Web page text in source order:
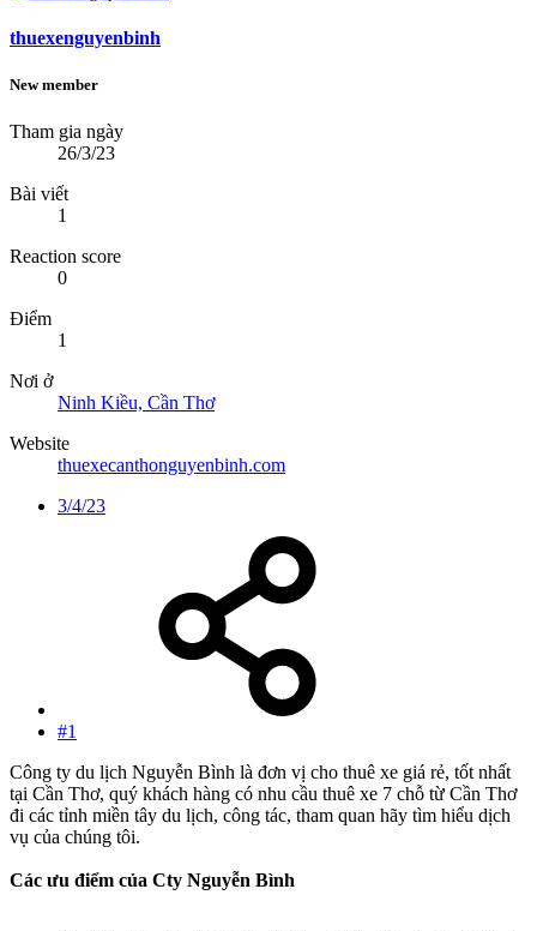
thuexenguyenbinh
New member
Tham gia ngày
26/3/23
Bài viết
1
Reaction score
0
Điểm
1
Nơi ở
Ninh Kiều, Cần Thơ
Website
thuexecanthonguyenbinh.com
3/4/23
#1
Công ty du lịch Nguyễn Bình là đơn vị cho thuê xe giá rẻ, tốt nhất
tại Cần Thơ, quý khách hàng có nhu cầu thuê xe 7 chỗ từ Cần Thơ
đi các tỉnh miền tây du lịch, công tác, tham quan hãy tìm hiểu dịch
vụ của chúng tôi.
Các ưu điểm của Cty Nguyễn Bình